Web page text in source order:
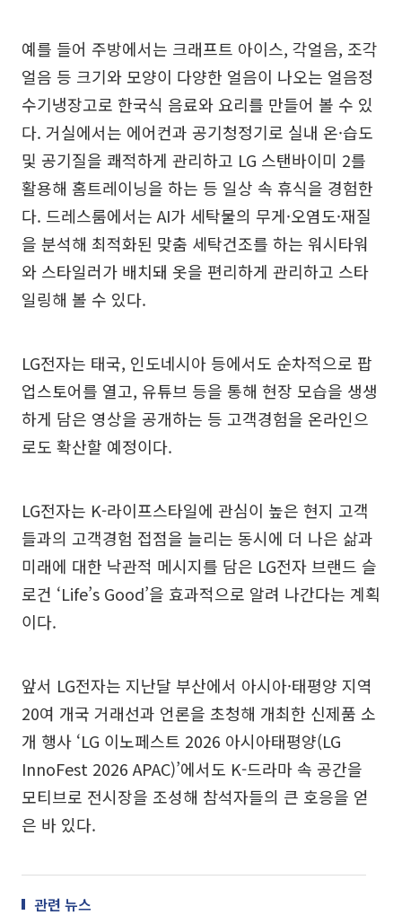
예를 들어 주방에서는 크래프트 아이스, 각얼음, 조각
얼음 등 크기와 모양이 다양한 얼음이 나오는 얼음정
수기냉장고로 한국식 음료와 요리를 만들어 볼 수 있
다. 거실에서는 에어컨과 공기청정기로 실내 온·습도
및 공기질을 쾌적하게 관리하고 LG 스탠바이미 2를
활용해 홈트레이닝을 하는 등 일상 속 휴식을 경험한
다. 드레스룸에서는 AI가 세탁물의 무게·오염도·재질
을 분석해 최적화된 맞춤 세탁건조를 하는 워시타워
와 스타일러가 배치돼 옷을 편리하게 관리하고 스타
일링해 볼 수 있다.
LG전자는 태국, 인도네시아 등에서도 순차적으로 팝
업스토어를 열고, 유튜브 등을 통해 현장 모습을 생생
하게 담은 영상을 공개하는 등 고객경험을 온라인으
로도 확산할 예정이다.
LG전자는 K-라이프스타일에 관심이 높은 현지 고객
들과의 고객경험 접점을 늘리는 동시에 더 나은 삶과
미래에 대한 낙관적 메시지를 담은 LG전자 브랜드 슬
로건 ‘Life’s Good’을 효과적으로 알려 나간다는 계획
이다.
앞서 LG전자는 지난달 부산에서 아시아·태평양 지역
20여 개국 거래선과 언론을 초청해 개최한 신제품 소
개 행사 ‘LG 이노페스트 2026 아시아태평양(LG
InnoFest 2026 APAC)’에서도 K-드라마 속 공간을
모티브로 전시장을 조성해 참석자들의 큰 호응을 얻
은 바 있다.
관련 뉴스